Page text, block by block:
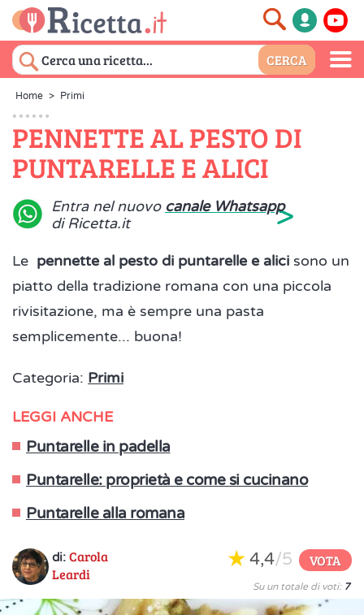
Home > Primi
PENNETTE AL PESTO DI
PUNTARELLE E ALICI
Entra nel nuovo canale Whatsapp
di Ricetta.it
>
Le pennette al pesto di puntarelle e alici sono un
piatto della tradizione romana con una piccola
rivisitazione, ma è sempre una pasta
semplicemente... buona!
Categoria: Primi
LEGGI ANCHE
Puntarelle in padella
Puntarelle: proprietà e come si cucinano
Puntarelle alla romana
di: Carola
Leardi
4,4/5 VOTA
Su un totale di voti: 7